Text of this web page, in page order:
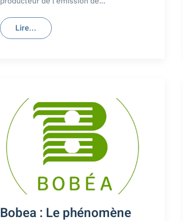
Lire...
Bobea : Le phénomène